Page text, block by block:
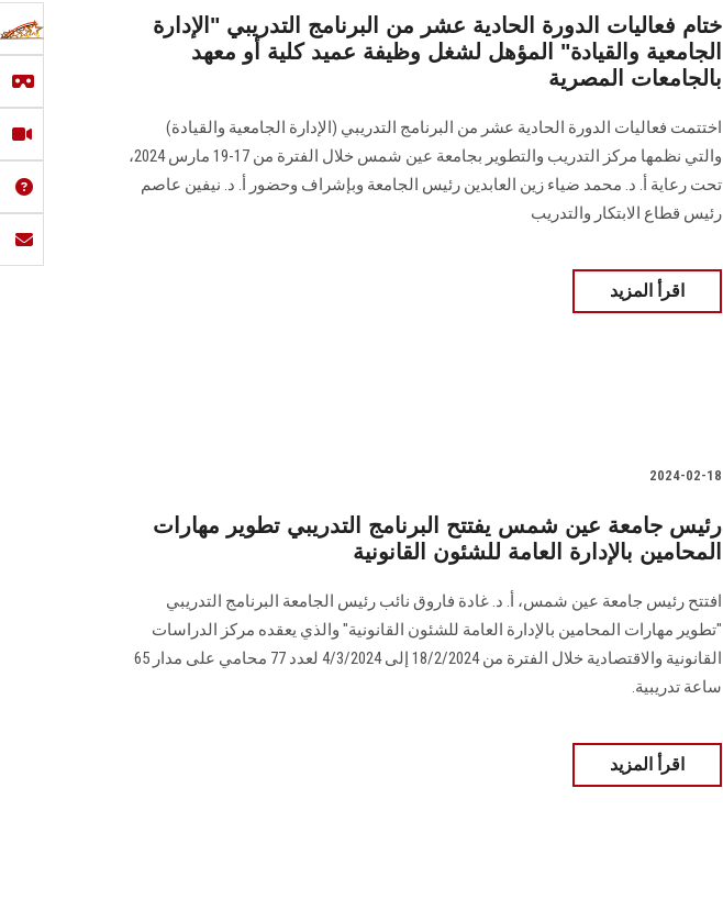
ختام فعاليات الدورة الحادية عشر من البرنامج التدريبي "الإدارة
الجامعية والقيادة" المؤهل لشغل وظيفة عميد كلية أو معهد
بالجامعات المصرية
اختتمت فعاليات الدورة الحادية عشر من البرنامج التدريبي (الإدارة الجامعية والقيادة)
والتي نظمها مركز التدريب والتطوير بجامعة عين شمس خلال الفترة من 17-19 مارس 2024،
تحت رعاية أ. د. محمد ضياء زين العابدين رئيس الجامعة وبإشراف وحضور أ. د. نيفين عاصم
رئيس قطاع الابتكار والتدريب
اقرأ المزيد
2024-02-18
رئيس جامعة عين شمس يفتتح البرنامج التدريبي تطوير مهارات
المحامين بالإدارة العامة للشئون القانونية
افتتح رئيس جامعة عين شمس، أ. د. غادة فاروق ‏نائب رئيس الجامعة البرنامج التدريبي
"تطوير مهارات المحامين بالإدارة العامة للشئون ‏القانونية" والذي يعقده مركز الدراسات
القانونية والاقتصادية خلال الفترة من 18/2/2024 إلى ‏‏4/3/2024 لعدد 77 محامي على مدار 65
ساعة تدريبية‎.‎
اقرأ المزيد